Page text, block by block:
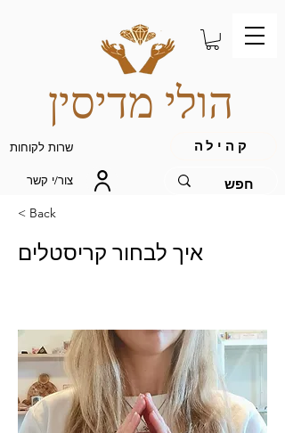
הולי מדיסין
שרות לקוחות קהילה
צור/י קשר
< Back
איך לבחור קריסטלים